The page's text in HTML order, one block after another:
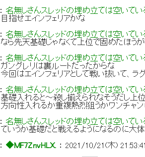
：名無しさんスレッドの埋め立ては空いて
目指せエインフェリアかな
：名無しさんスレッドの埋め立ては空いて
なら先天基礎じゃなくて上位で固めたほう
：名無しさんスレッドの埋め立ては空いて
ガングレリは裏ルートだったからな
今回はエインフェリアとして戦い抜いて、ラ
：名無しさんスレッドの埋め立ては空いて
基礎入れると～殺し揃えられなそうだし上
方向性入れるか重複熱烈狙うかワンチャ
：名無しさんスレッドの埋め立ては空いて
ていうか基礎だと戦えるようになるのに
：◆MF7ZnvHLX. ：2021/10/21(木)